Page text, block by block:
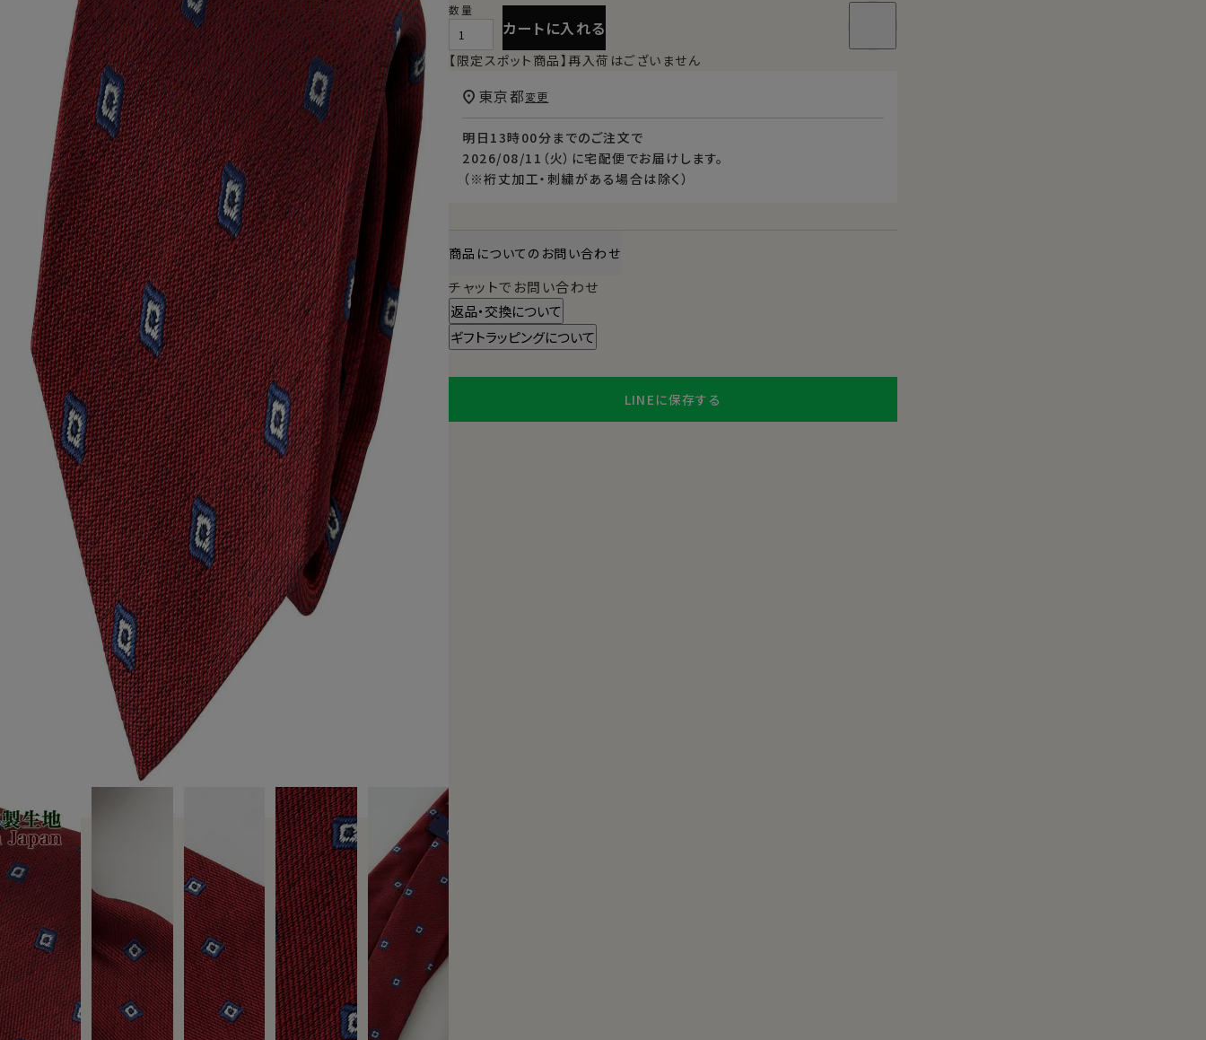
カートに入れる
【限定スポット商品】再入荷はございません
明日 13時00分 までのご注文で
2026/08/11（火） に宅配便 でお届けします。
（※裄丈加工・刺繍がある場合は除く）
東京都変更
商品についてのお問い合わせ
チャットでお問い合わせ
返品・交換について
ギフトラッピングについて
LINEに保存する